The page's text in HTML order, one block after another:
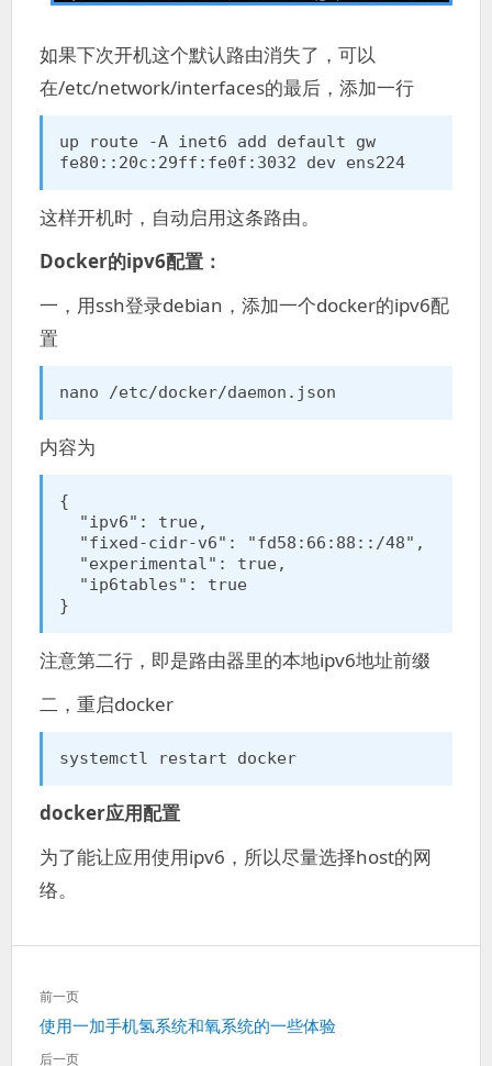
如果下次开机这个默认路由消失了，可以
在/etc/network/interfaces的最后，添加一行
up route -A inet6 add default gw
fe80::20c:29ff:fe0f:3032 dev ens224
这样开机时，自动启用这条路由。
Docker的ipv6配置：
一，用ssh登录debian，添加一个docker的ipv6配
置
nano /etc/docker/daemon.json
内容为
{
}
注意第二行，即是路由器里的本地ipv6地址前缀
二，重启docker
systemctl restart docker
docker应用配置
为了能让应用使用ipv6，所以尽量选择host的网
络。
文
章
导
航
前一页
上
一
使用一加手机氢系统和氧系统的一些体验
后一页